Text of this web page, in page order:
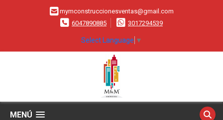
mymconstruccionesventas@gmail.com
6047890885
3017294539
Select Language ▼
MENÚ